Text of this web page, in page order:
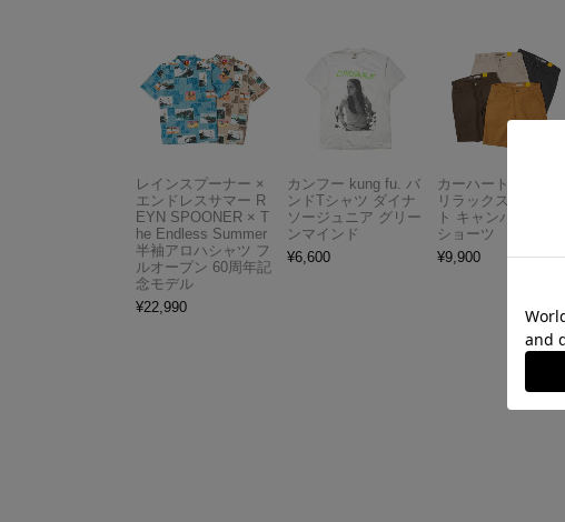
レインスプーナー ×
エンドレスサマー R
EYN SPOONER × T
he Endless Summer
半袖アロハシャツ フ
ルオープン 60周年記
念モデル
¥22,990
カンフー kung fu. バ
ンドTシャツ ダイナ
ソージュニア グリー
ンマインド
¥6,600
カーハート Carhartt
リラックスドフィッ
ト キャンバスワーク
ショーツ
¥9,900